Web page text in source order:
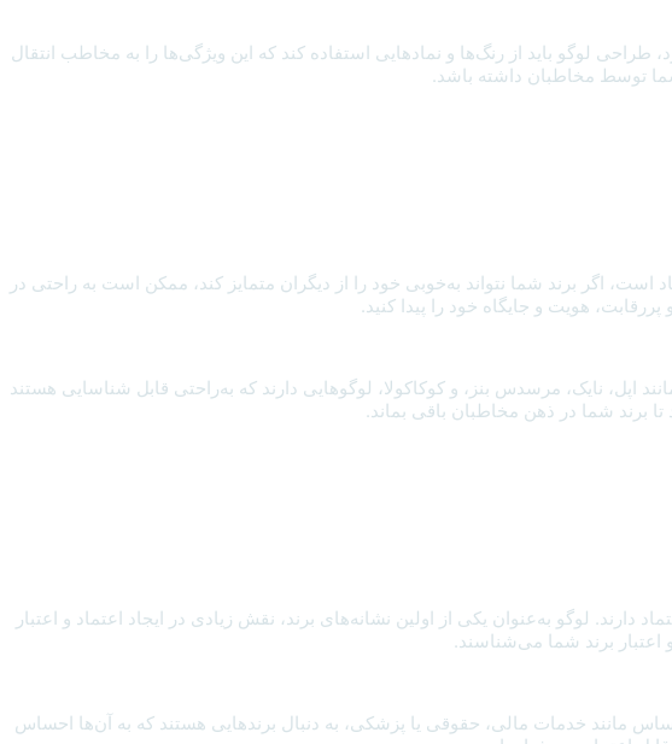
لوگو باید از رنگ‌ها و نمادهایی استفاده کند که این ویژگی‌ها را به مخاطب انتقال
شما توسط مخاطبان داشته باشد.
اگر برند شما نتواند به‌خوبی خود را از دیگران متمایز کند، ممکن است به راحتی در
هویت و جایگاه خود را پیدا کنید.
اپل، نایک، مرسدس بنز، و کوکاکولا، لوگوهایی دارند که به‌راحتی قابل شناسایی هستند
تا برند شما در ذهن مخاطبان باقی بماند.
لوگو به‌عنوان یکی از اولین نشانه‌های برند، نقش زیادی در ایجاد اعتماد و اعتبار
برند شما می‌شناسند.
مانند خدمات مالی، حقوقی یا پزشکی، به دنبال برندهایی هستند که به آن‌ها احساس